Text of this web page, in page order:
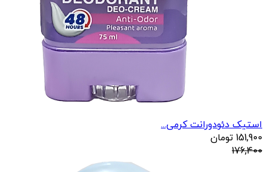
استیک دئودورانت کرمی...
151,900 تومان
176,400